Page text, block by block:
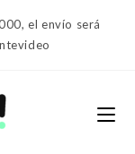
el envío será